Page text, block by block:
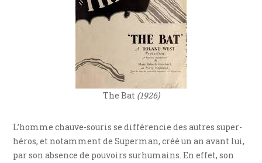
The Bat(1926)
L’homme chauve-souris se différencie des autres super-
héros, et notamment de Superman, créé un an avant lui,
par son absence de pouvoirs surhumains. En effet, son